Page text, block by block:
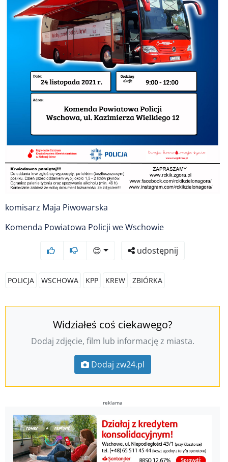
komisarz Maja Piwowarska
Komenda Powiatowa Policji we Wschowie
😊 udostępnij
POLICJA WSCHOWA KPP KREW ZBIÓRKA
Widziałeś coś ciekawego?
Dodaj zdjęcie, film lub informację z miasta.
Dodaj zw24.pl
reklama